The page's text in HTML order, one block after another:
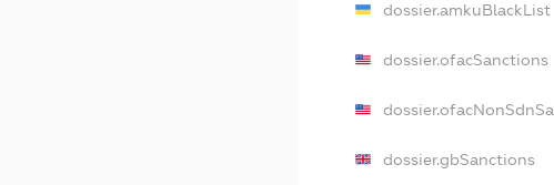
dossier.amkuBlackList
dossier.ofacSanctions
dossier.gbSanctions